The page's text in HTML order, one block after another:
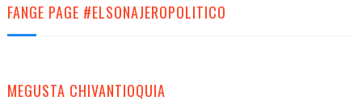
FANGE PAGE #ELSONAJEROPOLITICO
MEGUSTA CHIVANTIOQUIA